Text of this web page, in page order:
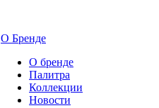
О Бренде
О бренде
Палитра
Коллекции
Новости